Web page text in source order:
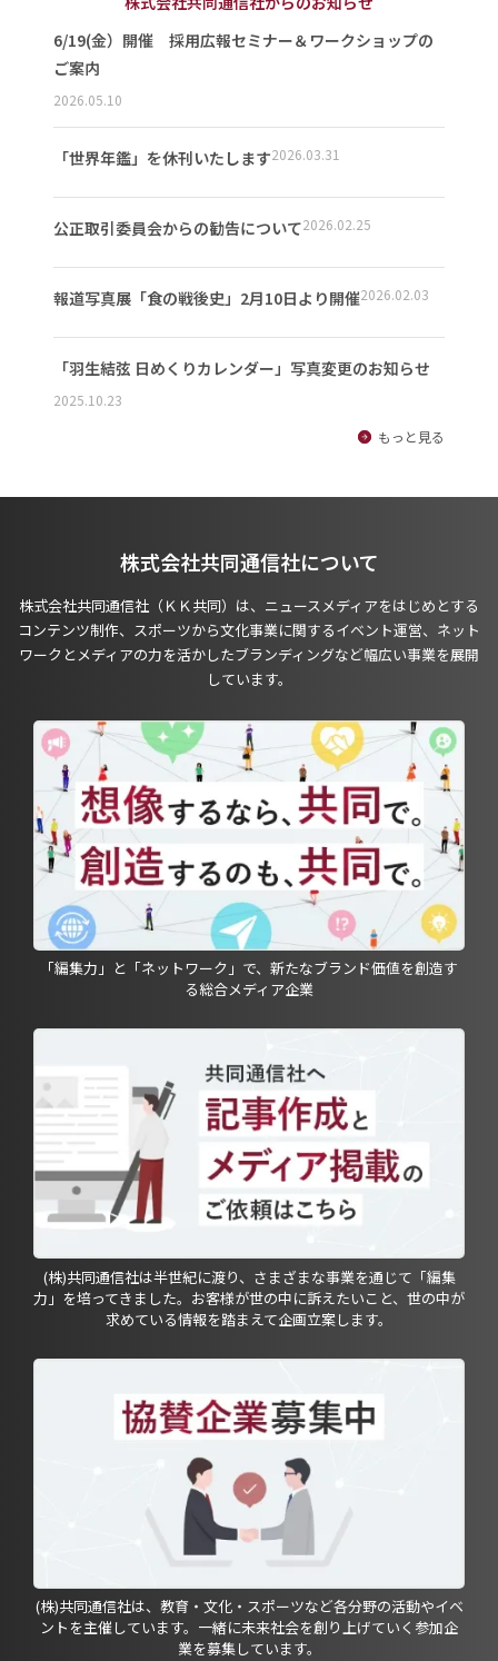
6/19(金）開催 採用広報セミナー＆ワークショップの
ご案内
2026.05.10
「世界年鑑」を休刊いたします2026.03.31
公正取引委員会からの勧告について2026.02.25
報道写真展「食の戦後史」2月10日より開催2026.02.03
「羽生結弦 日めくりカレンダー」写真変更のお知らせ
2025.10.23
もっと見る
株式会社共同通信社について
株式会社共同通信社（ＫＫ共同）は、ニュースメディアをはじめとする
コンテンツ制作、スポーツから文化事業に関するイベント運営、ネット
ワークとメディアの力を活かしたブランディングなど幅広い事業を展開
しています。
「編集力」と「ネットワーク」で、新たなブランド価値を創造す
る総合メディア企業
(株)共同通信社は半世紀に渡り、さまざまな事業を通じて「編集
力」を培ってきました。お客様が世の中に訴えたいこと、世の中が
求めている情報を踏まえて企画立案します。
(株)共同通信社は、教育・文化・スポーツなど各分野の活動やイベ
ントを主催しています。一緒に未来社会を創り上げていく参加企
業を募集しています。